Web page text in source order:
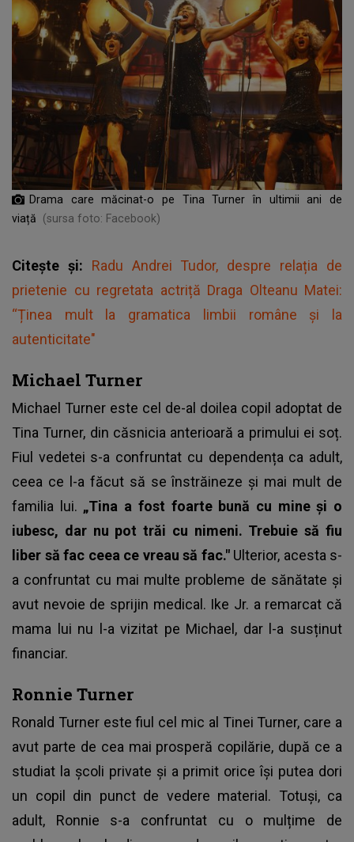
Drama care măcinat-o pe Tina Turner în ultimii ani de
viață
(sursa foto: Facebook)
Citește și: Radu Andrei Tudor, despre relația de
prietenie cu regretata actriță Draga Olteanu Matei:
“Ținea mult la gramatica limbii române și la
autenticitate"
Michael Turner
Michael Turner este cel de-al doilea copil adoptat de
Tina Turner, din căsnicia anterioară a primului ei soț.
Fiul vedetei s-a confruntat cu dependența ca adult,
ceea ce l-a făcut să se înstrăineze și mai mult de
familia lui. „Tina a fost foarte bună cu mine și o
iubesc, dar nu pot trăi cu nimeni. Trebuie să fiu
liber să fac ceea ce vreau să fac." Ulterior, acesta s-
a confruntat cu mai multe probleme de sănătate și
avut nevoie de sprijin medical. Ike Jr. a remarcat că
mama lui nu l-a vizitat pe Michael, dar l-a susținut
financiar.
Ronnie Turner
Ronald Turner este fiul cel mic al Tinei Turner, care a
avut parte de cea mai prosperă copilărie, după ce a
studiat la școli private și a primit orice își putea dori
un copil din punct de vedere material. Totuși, ca
adult, Ronnie s-a confruntat cu o mulțime de